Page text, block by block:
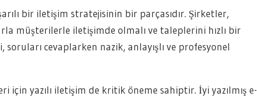
bir iletişim stratejisinin bir parçasıdır. Şirketler,
müşterilerle iletişimde olmalı ve taleplerini hızlı bir
cevaplarken nazik, anlayışlı ve profesyonel
için yazılı iletişim de kritik öneme sahiptir. İyi yazılmış e-